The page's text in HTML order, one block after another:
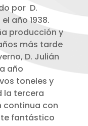
por D.
año 1938.
producción y
más tarde
D. Julián
año
toneles y
la tercera
continua con
fantástico